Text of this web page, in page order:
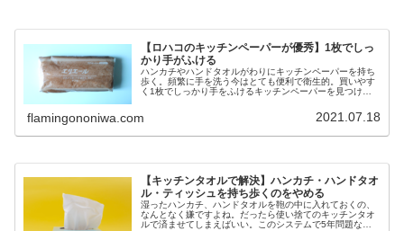
【ロハコのキッチンペーパーが優秀】1枚でしっ
かり手がふける
ハンカチやハンドタオルがわりにキッチンペーパーを持ち
歩く。頻繁に手を洗う今はとても便利で衛生的。買いやす
く1枚でしっかり手をふけるキッチンペーパーを見つけた
flamingononiwa.com 2021.07.18
【キッチンタオルで解決】ハンカチ・ハンドタオ
ル・ティッシュを持ち歩くのをやめる
湿ったハンカチ、ハンドタオルを鞄の中に入れておくの、
なんとなく嫌ですよね。だったら使い捨てのキッチンタオ
ルで済ませてしまえばいい。このシステムで5年問題なく